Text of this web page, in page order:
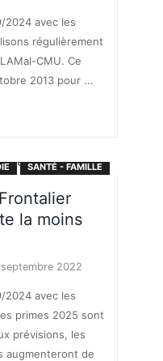
2024 avec les
régulièrement
CMU. Ce
2013 pour ...
SANTÉ - FAMILLE
la moins
2022
2024 avec les
primes 2025 sont
prévisions, les
augmenteront de